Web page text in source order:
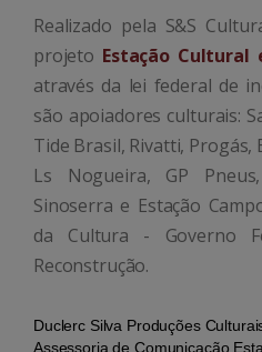
Realizado pela S&S
projeto Estação Cultural
através da lei federal de
são apoiadores culturais:
Tide Brasil, Rivatti,
Ls Nogueira, GP
Sinoserra e Estação
da Cultura - Governo
Reconstrução.
Duclerc Silva Produções
Assessoria de Comunicação